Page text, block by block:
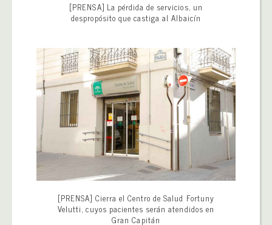
[PRENSA] La pérdida de servicios, un
despropósito que castiga al Albaicín
[PRENSA] Cierra el Centro de Salud Fortuny
Velutti, cuyos pacientes serán atendidos en
Gran Capitán